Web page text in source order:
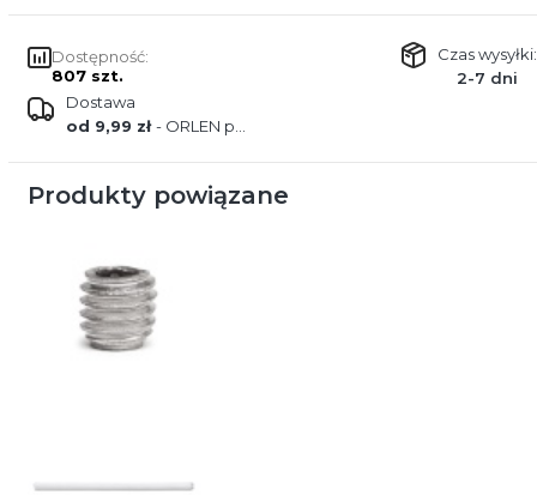
Dostępność:
807 szt.
Czas wysyłki:
2-7 dni
Dostawa
od 9,99 zł- ORLEN paczka
Produkty powiązane